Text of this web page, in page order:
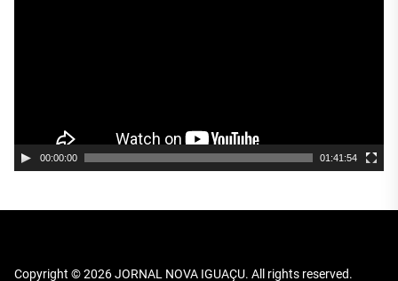
e
d
00:00:00 01:41:54
Copyright © 2026JORNAL NOVA IGUAÇU. All rights reserved.